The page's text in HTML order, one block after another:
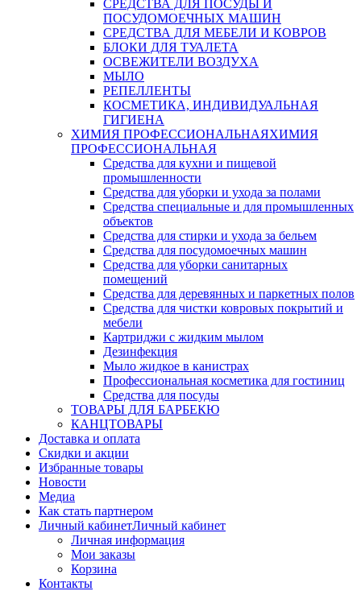
СРЕДСТВА ДЛЯ ПОСУДЫ И
ПОСУДОМОЕЧНЫХ МАШИН
СРЕДСТВА ДЛЯ МЕБЕЛИ И КОВРОВ
БЛОКИ ДЛЯ ТУАЛЕТА
ОСВЕЖИТЕЛИ ВОЗДУХА
МЫЛО
РЕПЕЛЛЕНТЫ
КОСМЕТИКА, ИНДИВИДУАЛЬНАЯ
ГИГИЕНА
ХИМИЯ ПРОФЕССИОНАЛЬНАЯХИМИЯ
ПРОФЕССИОНАЛЬНАЯ
Средства для кухни и пищевой
промышленности
Средства для уборки и ухода за полами
Средства специальные и для промышленных
объектов
Средства для стирки и ухода за бельем
Средства для посудомоечных машин
Средства для уборки санитарных
помещений
Средства для деревянных и паркетных полов
Средства для чистки ковровых покрытий и
мебели
Картриджи с жидким мылом
Дезинфекция
Мыло жидкое в канистрах
Профессиональная косметика для гостиниц
Средства для посуды
ТОВАРЫ ДЛЯ БАРБЕКЮ
КАНЦТОВАРЫ
Доставка и оплата
Скидки и акции
Избранные товары
Новости
Медиа
Как стать партнером
Личный кабинетЛичный кабинет
Личная информация
Мои заказы
Корзина
Контакты